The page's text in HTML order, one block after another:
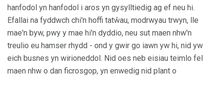
hanfodol yn hanfodol i aros yn gysylltiedig ag ef neu hi.
Efallai na fyddwch chi'n hoffi tatŵau, modrwyau trwyn, lle
mae'n byw, pwy y mae hi'n dyddio, neu sut maen nhw'n
treulio eu hamser rhydd - ond y gwir go iawn yw hi, nid yw
eich busnes yn wirioneddol. Nid oes neb eisiau teimlo fel
maen nhw o dan ficrosgop, yn enwedig nid plant o